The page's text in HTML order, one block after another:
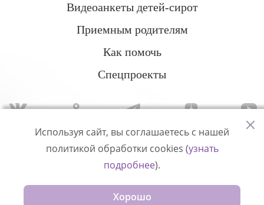
Видеоанкеты детей-сирот
Приемным родителям
Как помочь
Спецпроекты
Политика конфиденциальности
Используя сайт, вы соглашаетесь с нашей
политикой обработки cookies (узнать
подробнее).
Хорошо